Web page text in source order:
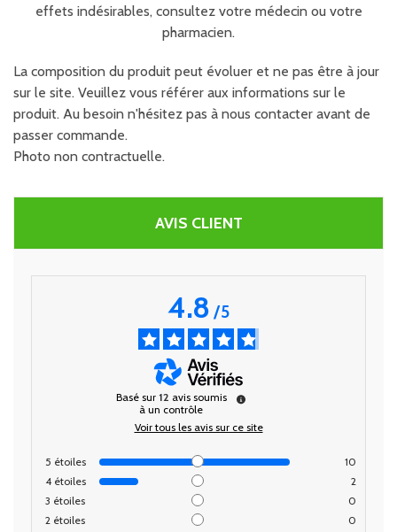
effets indésirables, consultez votre médecin ou votre
pharmacien.
La composition du produit peut évoluer et ne pas être à jour
sur le site. Veuillez vous référer aux informations sur le
produit. Au besoin n'hésitez pas à nous contacter avant de
passer commande.
Photo non contractuelle.
AVIS CLIENT
4.8/5
Basé sur 12 avis soumis
à un contrôle
Voir tous les avis sur ce site
5 étoiles
10
4 étoiles
2
3 étoiles
0
2 étoiles
0